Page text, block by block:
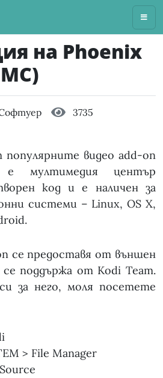
на Phoenix
3735
популярните видео add-on
мултимедия център
код и е наличен за
системи – Linux, OS X,
се предоставя от външен
поддържа от Kodi Team.
за него, моля посетете
> File Manager